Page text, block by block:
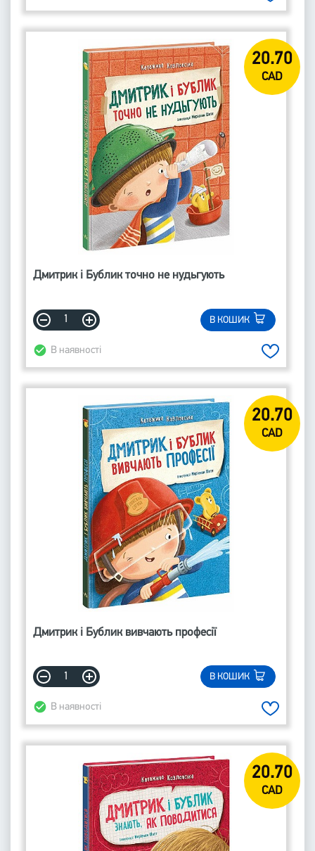
20.70
CAD
Дмитрик і Бублик точно не нудьгують
В КОШИК
В наявності
20.70
CAD
Дмитрик і Бублик вивчають професії
В КОШИК
В наявності
20.70
CAD